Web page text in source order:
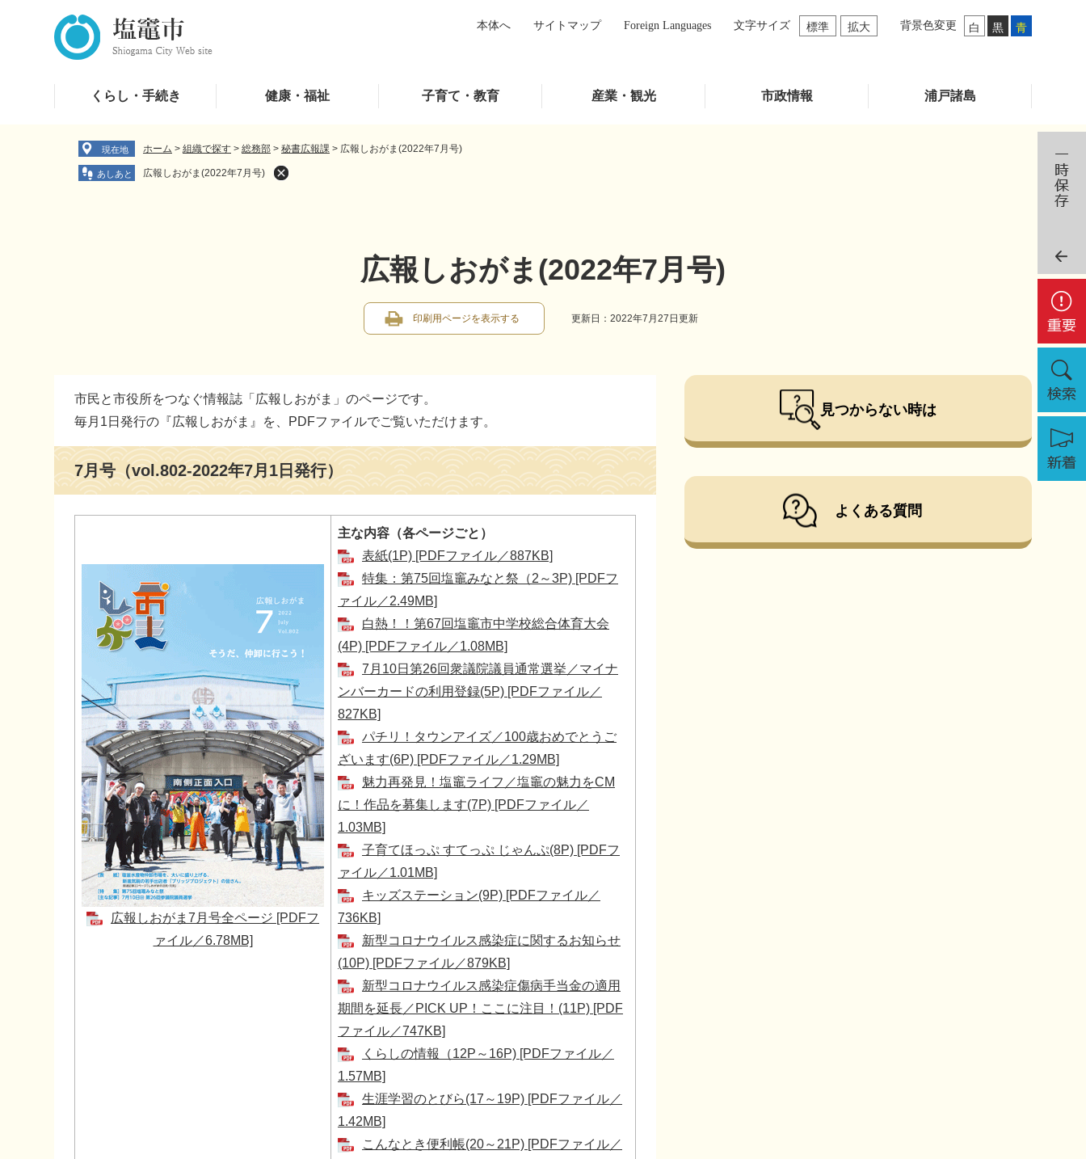
本体へ サイトマップ Foreign Languages 文字サイズ 標準 拡大 背景色変更 白 黒 青
くらし・手続き 健康・福祉 子育て・教育 産業・観光 市政情報 浦戸諸島
現在地 ホーム > 組織で探す > 総務部 > 秘書広報課 > 広報しおがま(2022年7月号)
広報しおがま(2022年7月号)
広報しおがま(2022年7月号)
印刷用ページを表示する 更新日：2022年7月27日更新
市民と市役所をつなぐ情報誌「広報しおがま」のページです。
毎月1日発行の『広報しおがま』を、PDFファイルでご覧いただけます。
7月号（vol.802-2022年7月1日発行）
広報しおがま7月号全ページ [PDFフ
ァイル／6.78MB]
主な内容（各ページごと）
表紙(1P) [PDFファイル／887KB]
特集：第75回塩竈みなと祭（2～3P) [PDFフ
ァイル／2.49MB]
白熱！！第67回塩竈市中学校総合体育大会
(4P) [PDFファイル／1.08MB]
7月10日第26回衆議院議員通常選挙／マイナ
ンバーカードの利用登録(5P) [PDFファイル／
827KB]
パチリ！タウンアイズ／100歳おめでとうご
ざいます(6P) [PDFファイル／1.29MB]
魅力再発見！塩竈ライフ／塩竈の魅力をCM
に！作品を募集します(7P) [PDFファイル／
1.03MB]
子育てほっぷ すてっぷ じゃんぷ(8P) [PDFフ
ァイル／1.01MB]
キッズステーション(9P) [PDFファイル／
736KB]
新型コロナウイルス感染症に関するお知らせ
(10P) [PDFファイル／879KB]
新型コロナウイルス感染症傷病手当金の適用
期間を延長／PICK UP！ここに注目！(11P) [PDF
ファイル／747KB]
くらしの情報（12P～16P) [PDFファイル／
1.57MB]
生涯学習のとびら(17～19P) [PDFファイル／
1.42MB]
こんなとき便利帳(20～21P) [PDFファイル／
見つからない時は
よくある質問